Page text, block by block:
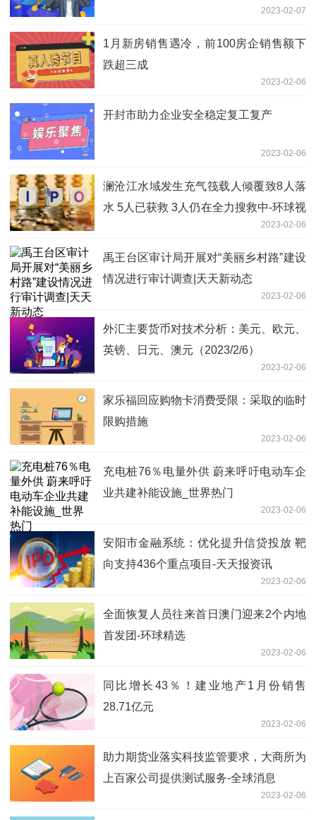
2023-02-07
1月新房销售遇冷，前100房企销售额下
跌超三成
2023-02-06
开封市助力企业安全稳定复工复产
2023-02-06
澜沧江水域发生充气筏载人倾覆致8人落
水 5人已获救 3人仍在全力搜救中-环球视
2023-02-06
禹王台区审计局开展对“美丽乡村路”建设
情况进行审计调查|天天新动态
2023-02-06
外汇主要货币对技术分析：美元、欧元、
英镑、日元、澳元（2023/2/6）
2023-02-06
家乐福回应购物卡消费受限：采取的临时
限购措施
2023-02-06
充电桩76％电量外供 蔚来呼吁电动车企
业共建补能设施_世界热门
2023-02-06
安阳市金融系统：优化提升信贷投放 靶
向支持436个重点项目-天天报资讯
2023-02-06
全面恢复人员往来首日澳门迎来2个内地
首发团-环球精选
2023-02-06
同比增长43％！建业地产1月份销售
28.71亿元
2023-02-06
助力期货业落实科技监管要求，大商所为
上百家公司提供测试服务-全球消息
2023-02-06